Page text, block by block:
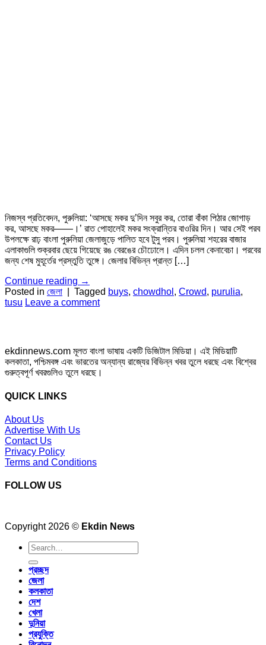
নিজস্ব প্রতিবেদন, পুরুলিয়া: ‘আসছে মকর দু’দিন সবুর কর, তোরা বাঁকা পিঠার জোগাড়
কর, আসছে মকর——।’ রাত পোহালেই মকর সংক্রান্তির বাওরির দিন। আর সেই পরব
উপলক্ষে রাঢ় বাংলা পুরুলিয়া জেলাজুড়ে পালিত হবে টুসু পরব। পুরুলিয়া শহরের বাজার
এলাকাগুলি শুক্রবার ছেয়ে গিয়েছে রঙ বেরঙের চৌঢোলে। এদিন চলল কেনাবেচা। পরবের
জন্য শেষ মুহূর্তের প্রস্তুতি তুঙ্গে। জেলার বিভিন্ন প্রান্ত […]
Continue reading →
Posted in জেলা Tagged buys, chowdhol , Crowd, purulia,
tusu Leave a comment
ekdinnews.com মূলত বাংলা ভাষায় একটি ডিজিটাল মিডিয়া। এই মিডিয়াটি
কলকাতা, পশ্চিমবঙ্গ এবং ভারতের অন্যান্য রাজ্যের বিভিন্ন খবর তুলে ধরছে এবং বিশ্বের
গুরুত্বপূর্ণ খবরগুলিও তুলে ধরছে।
QUICK LINKS
About Us
Advertise With Us
Contact Us
Privacy Policy
Terms and Conditions
FOLLOW US
Copyright 2026 © Ekdin News
প্রচ্ছদ
জেলা
কলকাতা
দেশ
খেলা
দুনিয়া
প্রযুক্তি